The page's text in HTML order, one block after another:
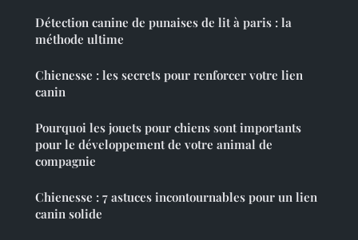
Détection canine de punaises de lit à paris : la
méthode ultime
Chienesse : les secrets pour renforcer votre lien
canin
Pourquoi les jouets pour chiens sont importants
pour le développement de votre animal de
compagnie
Chienesse : 7 astuces incontournables pour un lien
canin solide